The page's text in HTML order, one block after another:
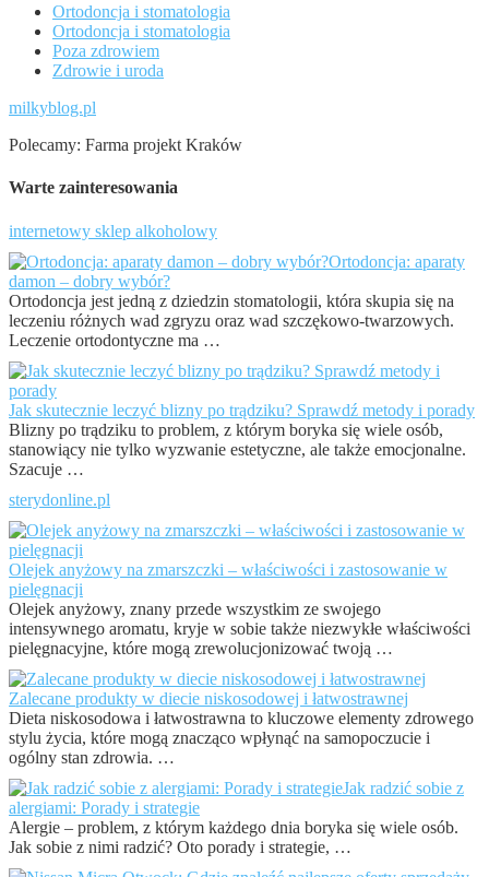
Ortodoncja i stomatologia
Ortodoncja i stomatologia
Poza zdrowiem
Zdrowie i uroda
milkyblog.pl
Polecamy: Farma projekt Kraków
Warte zainteresowania
internetowy sklep alkoholowy
Ortodoncja: aparaty
damon – dobry wybór?
Ortodoncja jest jedną z dziedzin stomatologii, która skupia się na
leczeniu różnych wad zgryzu oraz wad szczękowo-twarzowych.
Leczenie ortodontyczne ma …
Jak skutecznie leczyć blizny po trądziku? Sprawdź metody i porady
Blizny po trądziku to problem, z którym boryka się wiele osób,
stanowiący nie tylko wyzwanie estetyczne, ale także emocjonalne.
Szacuje …
sterydonline.pl
Olejek anyżowy na zmarszczki – właściwości i zastosowanie w
pielęgnacji
Olejek anyżowy, znany przede wszystkim ze swojego
intensywnego aromatu, kryje w sobie także niezwykłe właściwości
pielęgnacyjne, które mogą zrewolucjonizować twoją …
Zalecane produkty w diecie niskosodowej i łatwostrawnej
Dieta niskosodowa i łatwostrawna to kluczowe elementy zdrowego
stylu życia, które mogą znacząco wpłynąć na samopoczucie i
ogólny stan zdrowia. …
Jak radzić sobie z
alergiami: Porady i strategie
Alergie – problem, z którym każdego dnia boryka się wiele osób.
Jak sobie z nimi radzić? Oto porady i strategie, …